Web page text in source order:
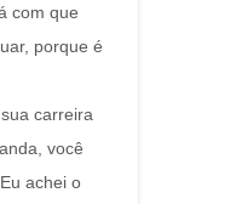
com que
porque é
carreira
você
achei o